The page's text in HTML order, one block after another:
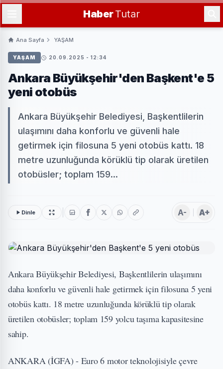
HaberTutar
Ana Sayfa YAŞAM
YAŞAM 20.09.2025 - 12:34
Ankara Büyükşehir'den Başkent'e 5
yeni otobüs
Ankara Büyükşehir Belediyesi, Başkentlilerin
ulaşımını daha konforlu ve güvenli hale
getirmek için filosuna 5 yeni otobüs kattı. 18
metre uzunluğunda körüklü tip olarak üretilen
otobüsler; toplam 159...
Dinle A- A+
Ankara Büyükşehir Belediyesi, Başkentlilerin ulaşımını
daha konforlu ve güvenli hale getirmek için filosuna 5 yeni
otobüs kattı. 18 metre uzunluğunda körüklü tip olarak
üretilen otobüsler; toplam 159 yolcu taşıma kapasitesine
sahip.
ANKARA (İGFA) - Euro 6 motor teknolojisiyle çevre